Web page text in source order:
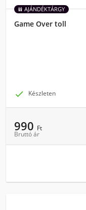
AJÁNDÉKTÁRGY
Game Over toll
 Készleten
990 Ft
Bruttó ár